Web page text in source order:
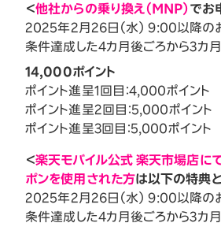
＜他社からの乗り換え（MNP）でお
2025年2月26日（水） 9:00以降のお
条件達成した4カ月後ごろから3カ
14,000ポイント
ポイント進呈1回目：4,000ポイント
ポイント進呈2回目：5,000ポイント
ポイント進呈3回目：5,000ポイント
＜楽天モバイル公式 楽天市場店
ポンを使用された方は以下の特典
2025年2月26日（水） 9:00以降のお
条件達成した4カ月後ごろから3カ